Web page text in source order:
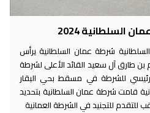
السلطانية 2024
شرطة عمان السلطانية يرأس
بن طارق آل سعيد القائد الأعلى لشرطة
للشرطة في مسقط بحي البقار
قامت شرطة عمان السلطانية بتحديد
للتجنيد في الشرطة العمانية